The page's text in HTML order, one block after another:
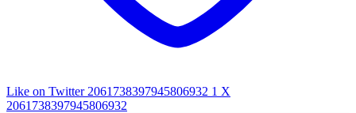
Like on Twitter 2061738397945806932 1 X
2061738397945806932